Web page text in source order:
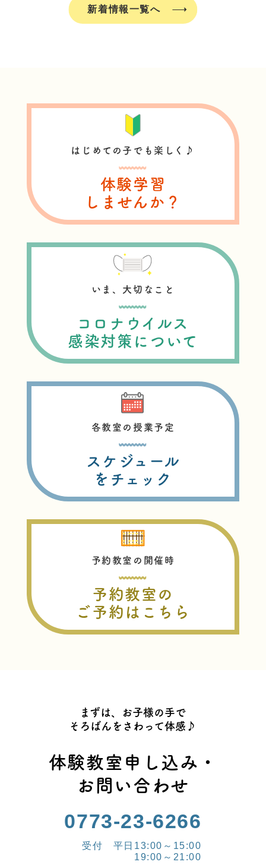
新着情報一覧へ
はじめての子でも楽しく♪
体験学習
しませんか？
いま、大切なこと
コロナウイルス
感染対策について
各教室の授業予定
スケジュール
をチェック
予約教室の開催時
予約教室の
ご予約はこちら
まずは、お子様の手で
そろばんをさわって体感♪
体験教室申し込み・
お問い合わせ
0773-23-6266
受付 平日13:00～15:00
19:00～21:00